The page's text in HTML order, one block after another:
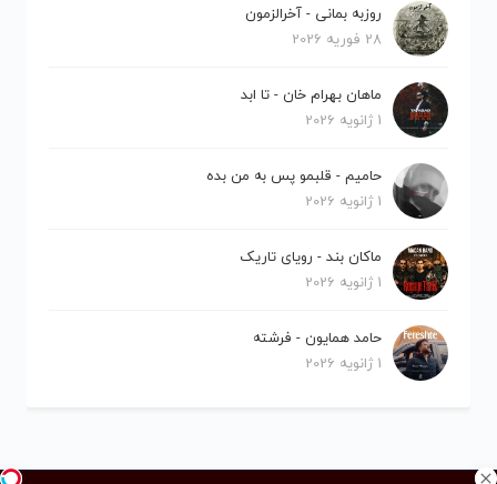
روزبه بمانی - آخرالزمون
28 فوریه 2026
ماهان بهرام خان - تا ابد
1 ژانویه 2026
حامیم - قلبمو پس به من بده
1 ژانویه 2026
ماکان بند - رویای تاریک
1 ژانویه 2026
حامد همایون - فرشته
1 ژانویه 2026